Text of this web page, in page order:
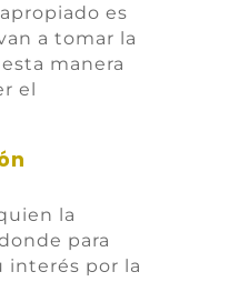
es
a tomar la
manera
el
la
para
interés por la